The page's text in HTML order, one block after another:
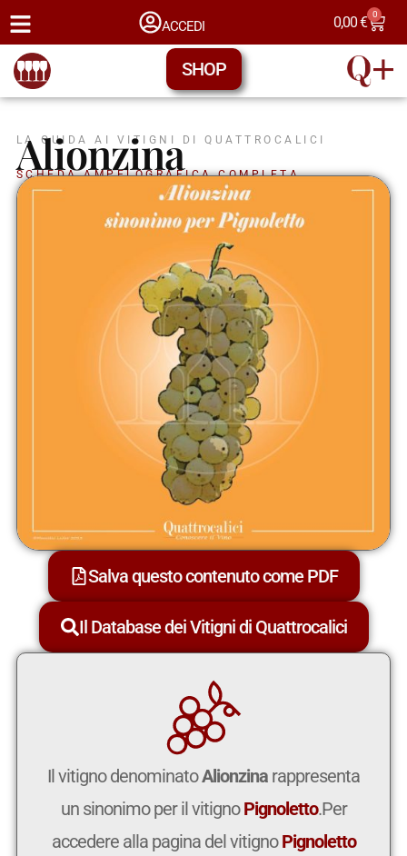
ACCEDI 0,00€ 0
SHOP
LA GUIDA AI VITIGNI DI QUATTROCALICI
Alionzina
SCHEDA AMPELOGRAFICA COMPLETA
Salva questo contenuto come PDF
Il Database dei Vitigni di Quattrocalici
Il vitigno denominatoAlionzina rappresenta
un sinonimo per il vitignoPignoletto.Per
accedere alla pagina del vitignoPignoletto